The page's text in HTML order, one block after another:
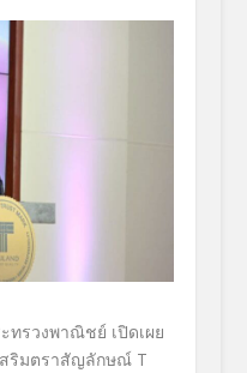
ทรวงพาณิชย์ เปิดเผย
สริมตราสัญลักษณ์ T